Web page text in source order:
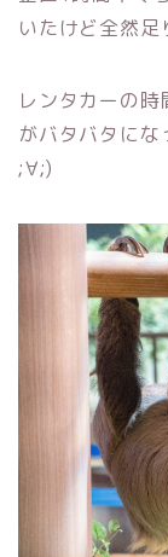
いたけど全然足
レンタカーの
がバタバタに
;∀;)